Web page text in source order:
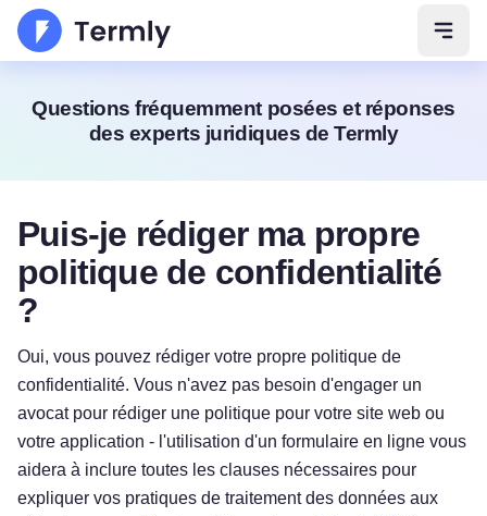
Questions fréquemment posées et réponses
des experts juridiques de Termly
Puis-je rédiger ma propre
politique de confidentialité
?
Oui, vous pouvez rédiger votre propre politique de
confidentialité. Vous n'avez pas besoin d'engager un
avocat pour rédiger une politique pour votre site web ou
votre application - l'utilisation d'un formulaire en ligne vous
aidera à inclure toutes les clauses nécessaires pour
expliquer vos pratiques de traitement des données aux